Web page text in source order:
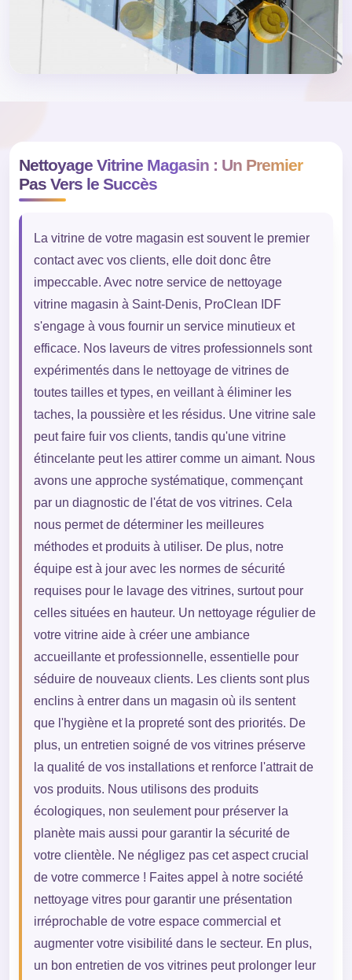
Nettoyage Vitrine Magasin : Un Premier
Pas Vers le Succès
La vitrine de votre magasin est souvent le premier
contact avec vos clients, elle doit donc être
impeccable. Avec notre service de nettoyage
vitrine magasin à Saint-Denis, ProClean IDF
s'engage à vous fournir un service minutieux et
efficace. Nos laveurs de vitres professionnels sont
expérimentés dans le nettoyage de vitrines de
toutes tailles et types, en veillant à éliminer les
taches, la poussière et les résidus. Une vitrine sale
peut faire fuir vos clients, tandis qu'une vitrine
étincelante peut les attirer comme un aimant. Nous
avons une approche systématique, commençant
par un diagnostic de l'état de vos vitrines. Cela
nous permet de déterminer les meilleures
méthodes et produits à utiliser. De plus, notre
équipe est à jour avec les normes de sécurité
requises pour le lavage des vitrines, surtout pour
celles situées en hauteur. Un nettoyage régulier de
votre vitrine aide à créer une ambiance
accueillante et professionnelle, essentielle pour
séduire de nouveaux clients. Les clients sont plus
enclins à entrer dans un magasin où ils sentent
que l'hygiène et la propreté sont des priorités. De
plus, un entretien soigné de vos vitrines préserve
la qualité de vos installations et renforce l'attrait de
vos produits. Nous utilisons des produits
écologiques, non seulement pour préserver la
planète mais aussi pour garantir la sécurité de
votre clientèle. Ne négligez pas cet aspect crucial
de votre commerce ! Faites appel à notre société
nettoyage vitres pour garantir une présentation
irréprochable de votre espace commercial et
augmenter votre visibilité dans le secteur. En plus,
un bon entretien de vos vitrines peut prolonger leur